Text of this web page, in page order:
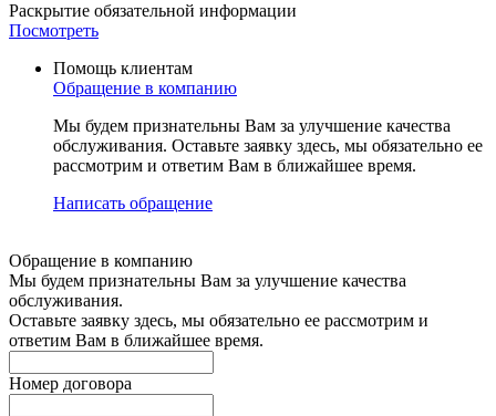
Раскрытие обязательной информации
Посмотреть
Помощь клиентам
Обращение в компанию
Мы будем признательны Вам за улучшение качества
обслуживания. Оставьте заявку здесь, мы обязательно ее
рассмотрим и ответим Вам в ближайшее время.
Написать обращение
Обращение в компанию
Мы будем признательны Вам за улучшение качества
обслуживания.
Оставьте заявку здесь, мы обязательно ее рассмотрим и
ответим Вам в ближайшее время.
Номер договора